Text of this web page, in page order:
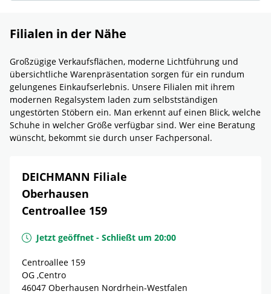
Filialen in der Nähe
Großzügige Verkaufsflächen, moderne Lichtführung und
übersichtliche Warenpräsentation sorgen für ein rundum
gelungenes Einkaufserlebnis. Unsere Filialen mit ihrem
modernen Regalsystem laden zum selbstständigen
ungestörten Stöbern ein. Man erkennt auf einen Blick, welche
Schuhe in welcher Größe verfügbar sind. Wer eine Beratung
wünscht, bekommt sie durch unser Fachpersonal.
DEICHMANN Filiale
Oberhausen
Centroallee 159
Jetzt geöffnet - Schließt um 20:00
Centroallee 159
OG ,Centro
46047 Oberhausen Nordrhein-Westfalen